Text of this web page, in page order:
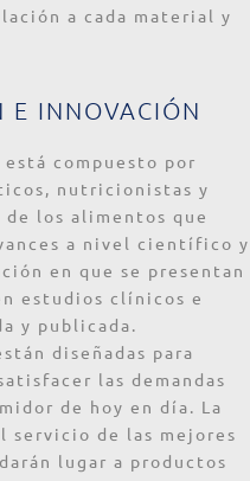
a cada material y
E INNOVACIÓN
está compuesto por
nutricionistas y
los alimentos que
a nivel científico y
en que se presentan
estudios clínicos e
y publicada.
diseñadas para
las demandas
de hoy en día. La
servicio de las mejores
lugar a productos